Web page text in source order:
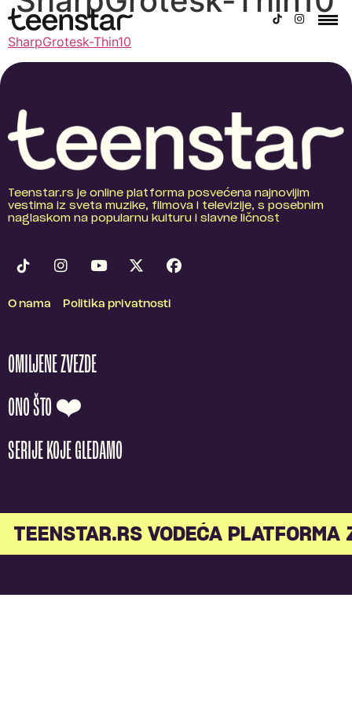
SharpGrotesk-Thin10
Teenstar.rs je online platforma posvećena najnovijim
vestima iz sveta muzike, filmova i televizije, s posebnim
naglaskom na popularnu kulturu i slavne ličnost
O nama Politika privatnosti
OMILJENE ZVEZDE
ONO ŠTO ❤️
SERIJE KOJE GLEDAMO
TEENSTAR.RS VODEĆA PLATFORMA